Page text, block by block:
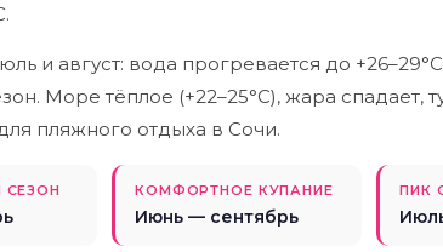
и август: вода прогревается до
Море тёплое (+22–25°C), жара спадает,
пляжного отдыха в Сочи.
КОМФОРТНОЕ КУПАНИЕ
Июнь — сентябрь
ПИК